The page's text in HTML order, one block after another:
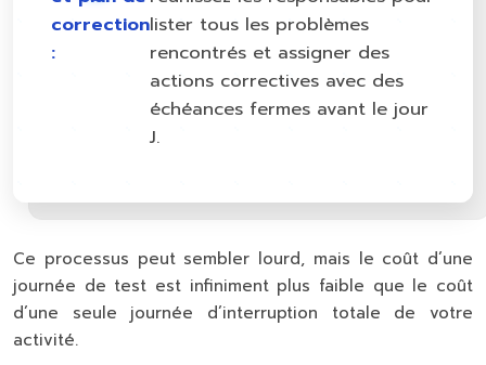
correction
:
lister tous les problèmes
rencontrés et assigner des
actions correctives avec des
échéances fermes avant le jour
J.
Ce processus peut sembler lourd, mais le coût d’une
journée de test est infiniment plus faible que le coût
d’une seule journée d’interruption totale de votre
activité.